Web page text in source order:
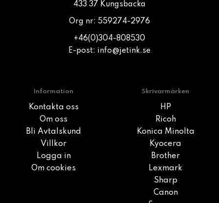
433 37 Kungsbacka
Org nr: 559274-2976
+46(0)304-808530
E-post: info@jetink.se
Information
Kontakta oss
Om oss
Bli Avtalskund
Villkor
Logga in
Om cookies
Skrivarmärken
HP
Ricoh
Konica Minolta
Kyocera
Brother
Lexmark
Sharp
Canon